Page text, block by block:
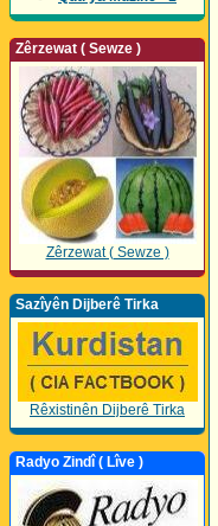
Zêrzewat ( Sewze )
Zêrzewat ( Sewze )
Sazîyên Dijberê Tirka
Rêxistinên Dijberê Tirka
Radyo Zindî ( Lîve )